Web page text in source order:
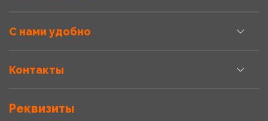
С нами удобно
Контакты
Реквизиты